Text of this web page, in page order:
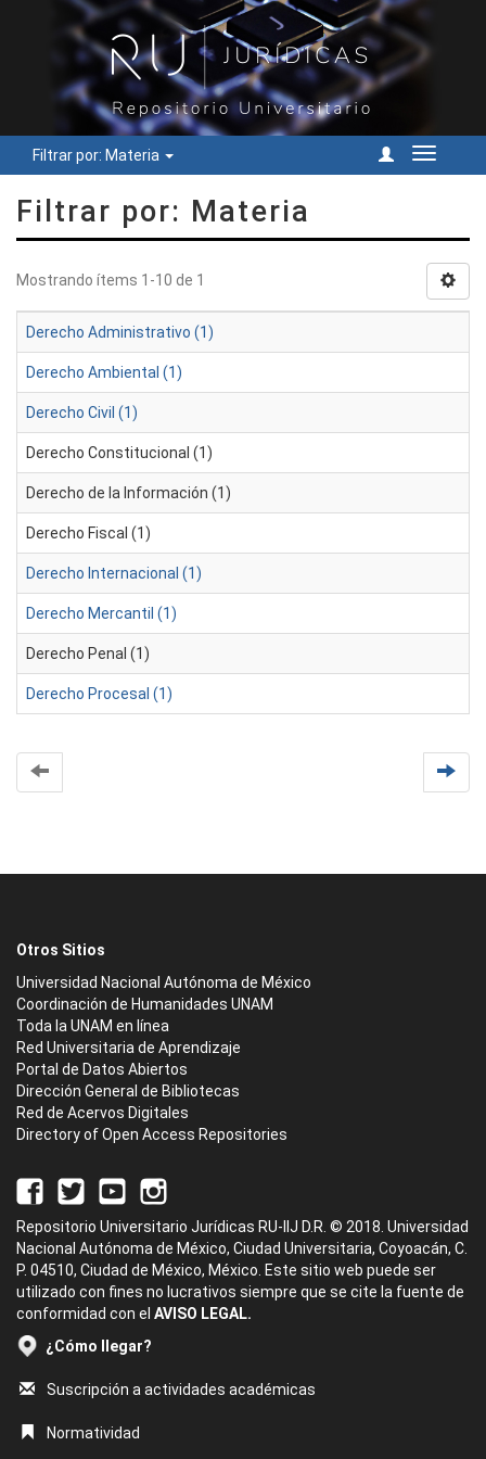
Filtrar por: Materia
Cambiar
Filtrar por: Materia
Mostrando ítems 1-10 de 1
Derecho Administrativo (1)
Derecho Ambiental (1)
Derecho Civil (1)
Derecho Constitucional (1)
Derecho de la Información (1)
Derecho Fiscal (1)
Derecho Internacional (1)
Derecho Mercantil (1)
Derecho Penal (1)
Derecho Procesal (1)
Otros Sitios
Universidad Nacional Autónoma de México
Coordinación de Humanidades UNAM
Toda la UNAM en línea
Red Universitaria de Aprendizaje
Portal de Datos Abiertos
Dirección General de Bibliotecas
Red de Acervos Digitales
Directory of Open Access Repositories
Repositorio Universitario Jurídicas RU-IIJ D.R. © 2018. Universidad
Nacional Autónoma de México, Ciudad Universitaria, Coyoacán, C.
P. 04510, Ciudad de México, México. Este sitio web puede ser
utilizado con fines no lucrativos siempre que se cite la fuente de
conformidad con el AVISO LEGAL.
¿Cómo llegar?
Suscripción a actividades académicas
Normatividad